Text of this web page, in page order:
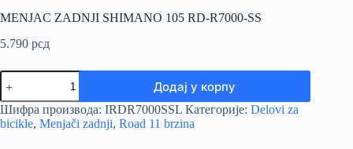
MENJAC ZADNJI SHIMANO 105 RD-R7000-SS
5.790 рсд
MENJAC
ZADNJI
SHIMANO
105
RD-
Додај у корпу
Шифра производа: IRDR7000SSL Категорије: Delovi za
bicikle, Menjači zadnji, Road 11 brzina